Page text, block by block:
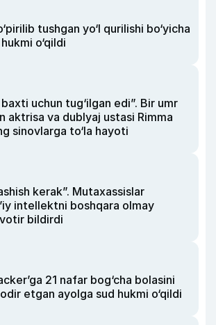
tushgan yo‘l qurilishi bo‘yicha
o‘qildi
uchun tug‘ilgan edi”. Bir umr
aktrisa va dublyaj ustasi Rimma
sinovlarga to‘la hayoti
kerak”. Mutaxassislar
intellektni boshqara olmay
bildirdi
21 nafar bog‘cha bolasini
etgan ayolga sud hukmi o‘qildi